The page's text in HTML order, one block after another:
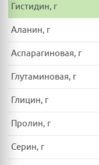
Гистидин, г
Аланин, г
Аспарагиновая, г
Глутаминовая, г
Глицин, г
Пролин, г
Серин, г